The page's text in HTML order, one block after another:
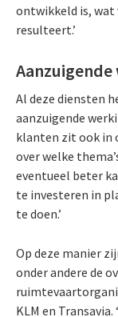
ontwikkeld is, wat
resulteert.’
Al deze diensten
aanzuigende
klanten zit ook in
over welke
eventueel beter
te investeren in
te doen.’
Op deze manier
onder andere de
KLM en